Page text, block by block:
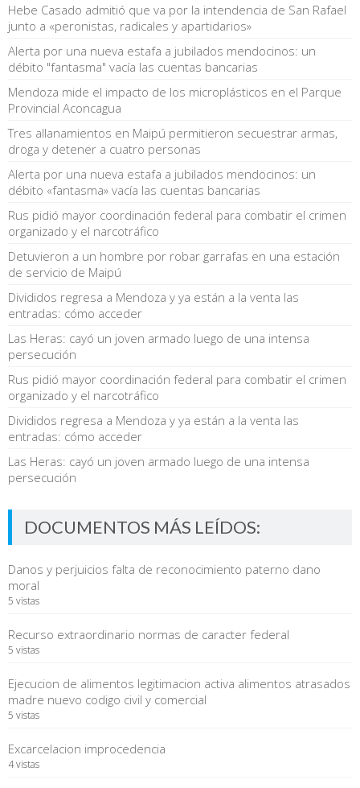
Hebe Casado admitió que va por la intendencia de San Rafael
junto a «peronistas, radicales y apartidarios»
Alerta por una nueva estafa a jubilados mendocinos: un
débito "fantasma" vacía las cuentas bancarias
Mendoza mide el impacto de los microplásticos en el Parque
Provincial Aconcagua
Tres allanamientos en Maipú permitieron secuestrar armas,
droga y detener a cuatro personas
Alerta por una nueva estafa a jubilados mendocinos: un
débito «fantasma» vacía las cuentas bancarias
Rus pidió mayor coordinación federal para combatir el crimen
organizado y el narcotráfico
Detuvieron a un hombre por robar garrafas en una estación
de servicio de Maipú
Divididos regresa a Mendoza y ya están a la venta las
entradas: cómo acceder
Las Heras: cayó un joven armado luego de una intensa
persecución
Rus pidió mayor coordinación federal para combatir el crimen
organizado y el narcotráfico
Divididos regresa a Mendoza y ya están a la venta las
entradas: cómo acceder
Las Heras: cayó un joven armado luego de una intensa
persecución
DOCUMENTOS MÁS LEÍDOS:
Danos y perjuicios falta de reconocimiento paterno dano
moral
5 vistas
Recurso extraordinario normas de caracter federal
5 vistas
Ejecucion de alimentos legitimacion activa alimentos atrasados
madre nuevo codigo civil y comercial
5 vistas
Excarcelacion improcedencia
4 vistas